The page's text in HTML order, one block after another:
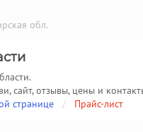
обл.
сайт, отзывы, цены и
странице / Прайс-лист